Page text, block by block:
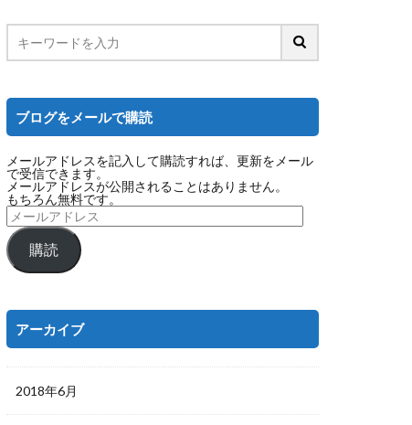
ブログをメールで購読
メールアドレスを記入して購読すれば、更新をメール
で受信できます。
メールアドレスが公開されることはありません。
もちろん無料です。
購読
アーカイブ
2018年6月